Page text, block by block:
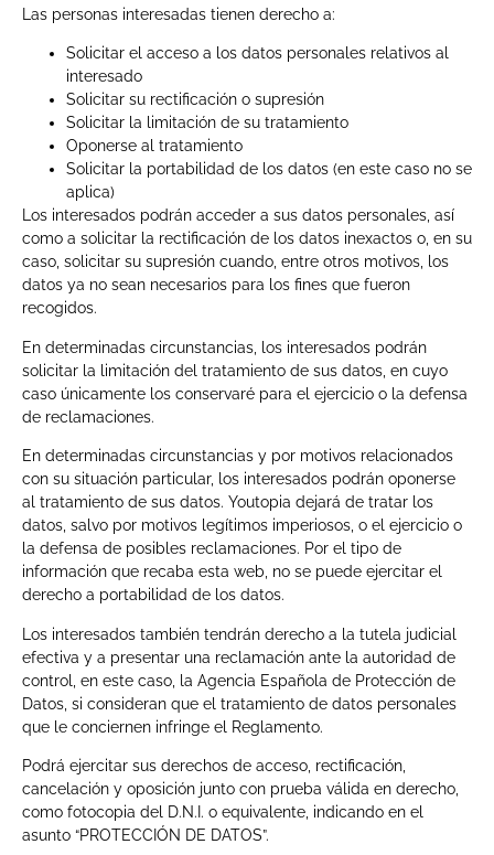
Las personas interesadas tienen derecho a:
Solicitar el acceso a los datos personales relativos al
interesado
Solicitar su rectificación o supresión
Solicitar la limitación de su tratamiento
Oponerse al tratamiento
Solicitar la portabilidad de los datos (en este caso no se
aplica)
Los interesados podrán acceder a sus datos personales, así
como a solicitar la rectificación de los datos inexactos o, en su
caso, solicitar su supresión cuando, entre otros motivos, los
datos ya no sean necesarios para los fines que fueron
recogidos.
En determinadas circunstancias, los interesados podrán
solicitar la limitación del tratamiento de sus datos, en cuyo
caso únicamente los conservaré para el ejercicio o la defensa
de reclamaciones.
En determinadas circunstancias y por motivos relacionados
con su situación particular, los interesados podrán oponerse
al tratamiento de sus datos. Youtopia dejará de tratar los
datos, salvo por motivos legítimos imperiosos, o el ejercicio o
la defensa de posibles reclamaciones. Por el tipo de
información que recaba esta web, no se puede ejercitar el
derecho a portabilidad de los datos.
Los interesados también tendrán derecho a la tutela judicial
efectiva y a presentar una reclamación ante la autoridad de
control, en este caso, la Agencia Española de Protección de
Datos, si consideran que el tratamiento de datos personales
que le conciernen infringe el Reglamento.
Podrá ejercitar sus derechos de acceso, rectificación,
cancelación y oposición junto con prueba válida en derecho,
como fotocopia del D.N.I. o equivalente, indicando en el
asunto “PROTECCIÓN DE DATOS”.